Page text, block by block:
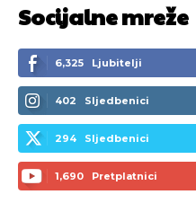
Socijalne mreže
6,325 Ljubitelji
402 Sljedbenici
294 Sljedbenici
1,690 Pretplatnici